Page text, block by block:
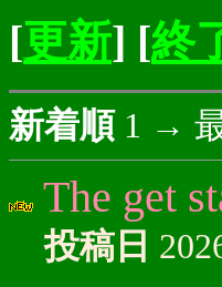
[更新] [終
新着順1 →
The get
投稿日